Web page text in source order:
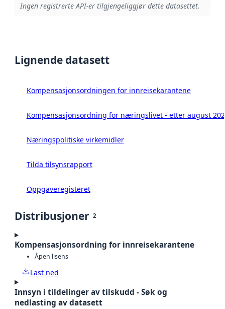
Ingen registrerte API-er tilgjengeliggjør dette datasettet.
Lignende datasett
Kompensasjonsordningen for innreisekarantene
Kompensasjonsordning for næringslivet - etter august
Næringspolitiske virkemidler
Tilda tilsynsrapport
Oppgaveregisteret
Distribusjoner 2
Kompensasjonsordning for innreisekarantene
Åpen lisens
Last ned
Innsyn i tildelinger av tilskudd - Søk og
nedlasting av datasett